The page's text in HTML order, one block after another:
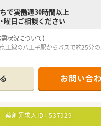
で実働週30時間以上
曜日ご相談ください
状況について】
王線の八王子駅からバスで約25分の
ています。
数は月間約1,000枚で、薬剤師は常時5
。
て】
人員配置が厚く、残業時間は月平均
お問い合
薬剤師求人ID： 537929